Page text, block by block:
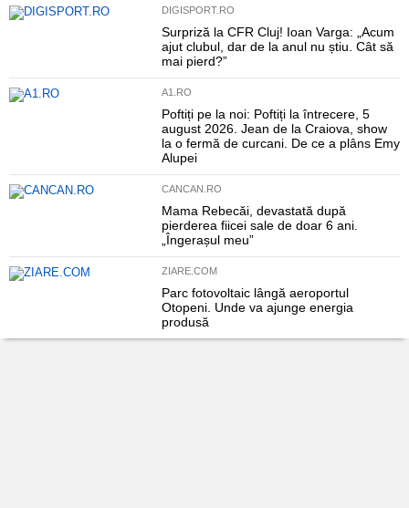
DIGISPORT.RO
Surpriză la CFR Cluj! Ioan Varga: „Acum
ajut clubul, dar de la anul nu știu. Cât să
mai pierd?”
A1.RO
Poftiți pe la noi: Poftiți la întrecere, 5
august 2026. Jean de la Craiova, show
la o fermă de curcani. De ce a plâns Emy
Alupei
CANCAN.RO
Mama Rebecăi, devastată după
pierderea fiicei sale de doar 6 ani.
„Îngerașul meu”
ZIARE.COM
Parc fotovoltaic lângă aeroportul
Otopeni. Unde va ajunge energia
produsă